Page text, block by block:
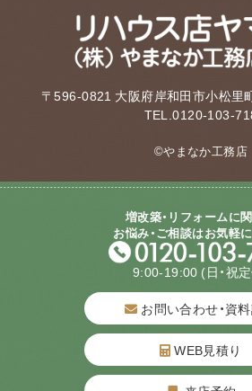
〒596-0821 大阪府岸和田市小松里
TEL.0120-103-
©やまなか工務店
増改築・リフォームに
お悩み・ご相談はお気軽
9:00-19:00 (日・祝
お問い合わせ・資
WEB見積り